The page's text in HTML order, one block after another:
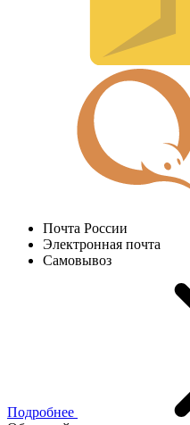
Почта России
Электронная почта
Самовывоз
Подробнее